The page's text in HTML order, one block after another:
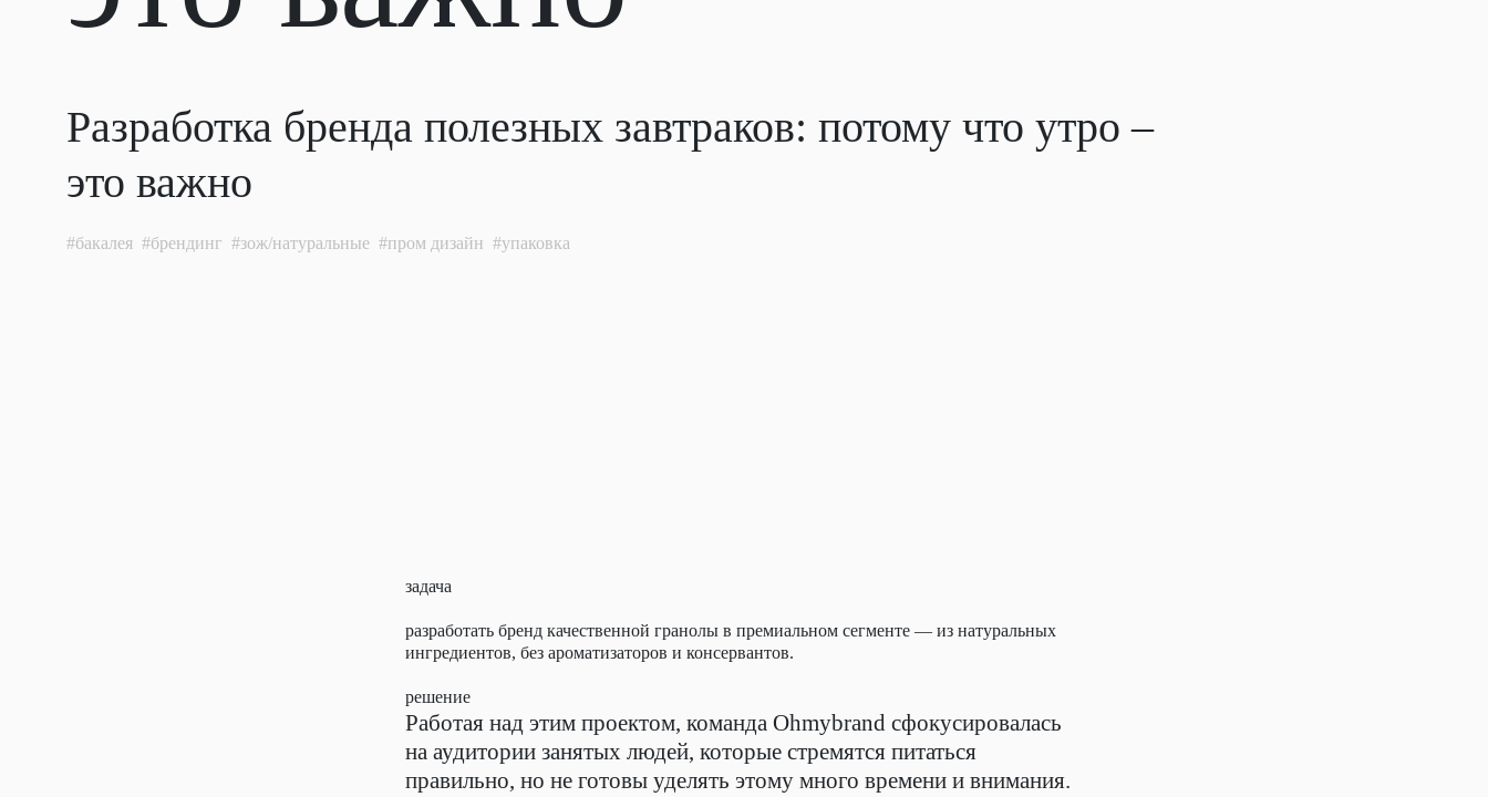
Разработка бренда полезных завтраков: потому что утро –
это важно
бакалея брендинг зож/натуральные пром дизайн упаковка
задача
разработать бренд качественной гранолы в премиальном сегменте — из натуральных
ингредиентов, без ароматизаторов и консервантов.
решение
Работая над этим проектом, команда Ohmybrand сфокусировалась
на аудитории занятых людей, которые стремятся питаться
правильно, но не готовы уделять этому много времени и внимания.